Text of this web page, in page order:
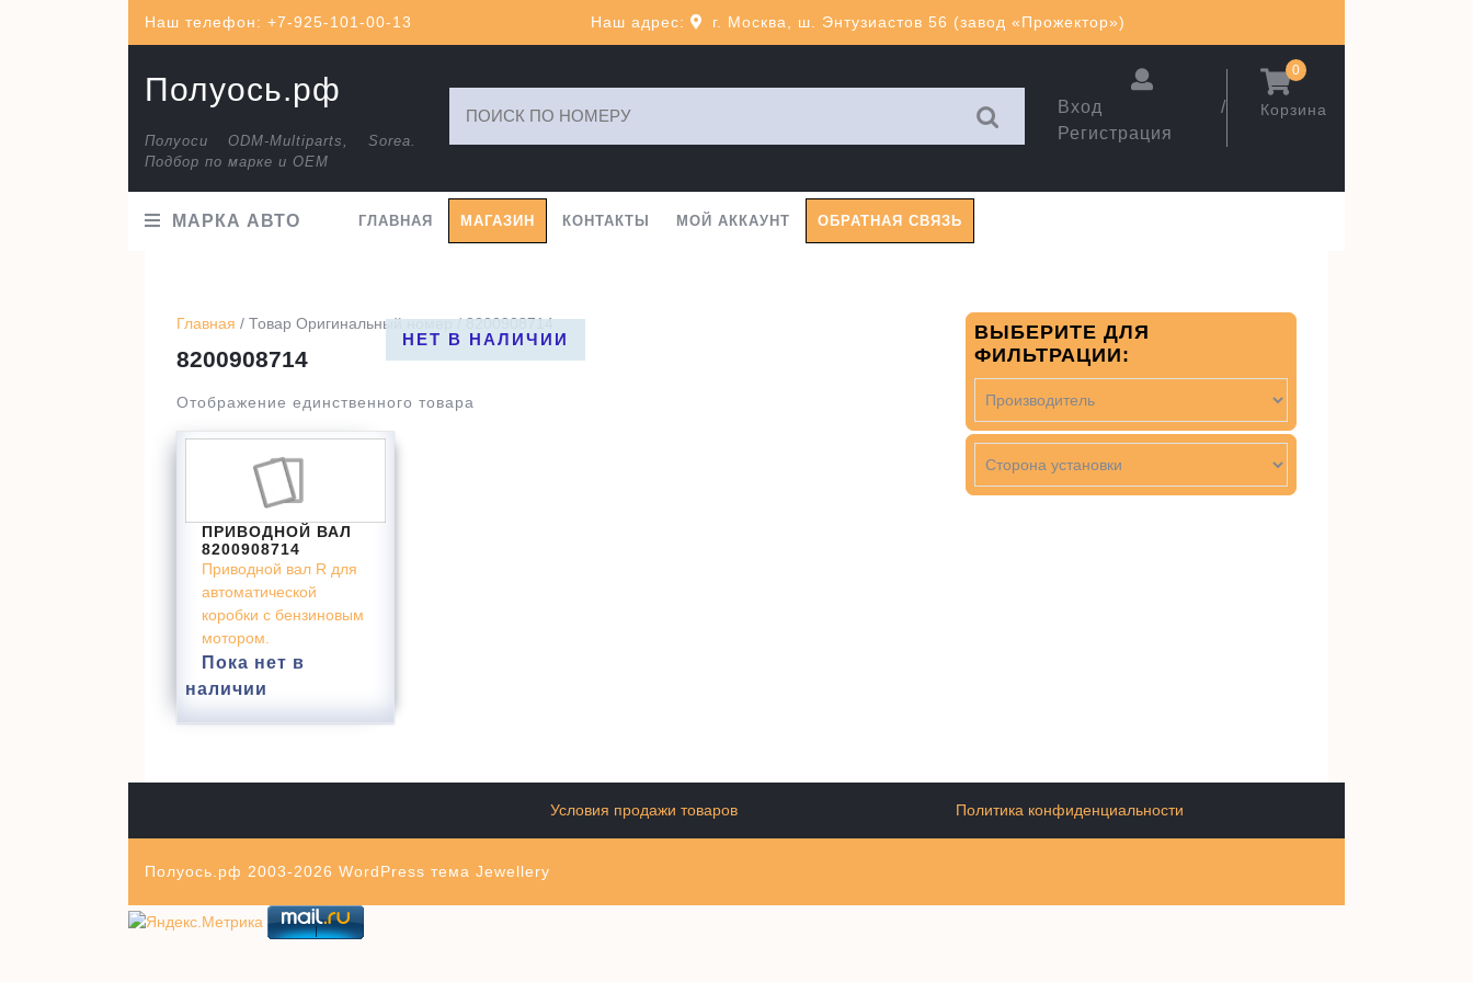
Наш телефон: +7-925-101-00-13 Наш адрес: г. Москва, ш. Энтузиастов 56 (завод «Прожектор»)
Полуось.рф
Полуоси ODM-Multiparts, Sorea.
Подбор по марке и ОЕМ
Вход /
Регистрация
Корзина
0
МАРКА АВТО ГЛАВНАЯ МАГАЗИН КОНТАКТЫ МОЙ АККАУНТ ОБРАТНАЯ СВЯЗЬ
Главная / Товар Оригинальный номер / 8200908714
8200908714
Отображение единственного товара
НЕТ В НАЛИЧИИ
ПРИВОДНОЙ ВАЛ
8200908714
Приводной вал R для
автоматической
коробки с бензиновым
мотором.
Пока нет в
наличии
ВЫБЕРИТЕ ДЛЯ
ФИЛЬТРАЦИИ:
Условия продажи товаров Политика конфиденциальности
Полуось.рф 2003-2026 WordPress тема Jewellery